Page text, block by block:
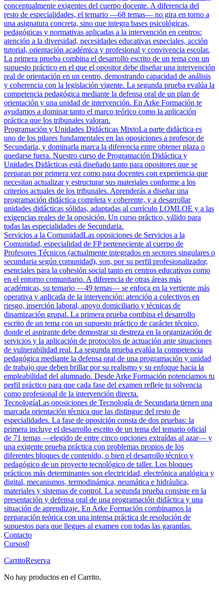
conceptualmente exigentes del cuerpo docente. A diferencia del
resto de especialidades, el temario —68 temas— no gira en torno a
una asignatura concreta, sino que integra bases psicológicas,
pedagógicas y normativas aplicadas a la intervención en centros:
atención a la diversidad, necesidades educativas especiales, acción
tutorial, orientación académica y profesional y convivencia escolar.
La primera prueba combina el desarrollo escrito de un tema con un
supuesto práctico en el que el opositor debe diseñar una intervención
real de orientación en un centro, demostrando capacidad de análisis
y coherencia con la legislación vigente. La segunda prueba evalúa la
competencia pedagógica mediante la defensa oral de un plan de
orientación y una unidad de intervención. En Arke Formación te
ayudamos a dominar tanto el marco teórico como la aplicación
práctica que los tribunales valoran.
Programación y Unidades Didácticas MixtoLa parte didáctica es
uno de los pilares fundamentales en las oposiciones a profesor de
Secundaria, y dominarla marca la diferencia entre obtener plaza o
quedarse fuera. Nuestro curso de Programación Didáctica y
Unidades Didácticas está diseñado tanto para opositores que se
preparan por primera vez como para docentes con experiencia que
necesitan actualizar y estructurar sus materiales conforme a los
criterios actuales de los tribunales. Aprenderás a diseñar una
programación didáctica completa y coherente, y a desarrollar
unidades didácticas sólidas, adaptadas al currículo LOMLOE y a las
exigencias reales de la oposición. Un curso práctico, válido para
todas las especialidades de Secundaria.
Servicios a la ComunidadLas oposiciones de Servicios a la
Comunidad, especialidad de FP perteneciente al cuerpo de
Profesores Técnicos (actualmente integrados en sectores singulares o
secundaria según comunidad), son, por su perfil profesionalizador,
esenciales para la cohesión social tanto en centros educativos como
en el entorno comunitario. A diferencia de otras áreas más
académicas, su temario —49 temas— se enfoca en la vertiente más
operativa y aplicada de la intervención: atención a colectivos en
riesgo, inserción laboral, apoyo domiciliario y técnicas de
dinamización grupal. La primera prueba combina el desarrollo
escrito de un tema con un supuesto práctico de carácter técnico,
donde el aspirante debe demostrar su destreza en la organización de
servicios y la aplicación de protocolos de actuación ante situaciones
de vulnerabilidad real. La segunda prueba evalúa la competencia
pedagógica mediante la defensa oral de una programación y unidad
de trabajo que deben brillar por su realismo y su enfoque hacia la
empleabilidad del alumnado. Desde Arke Formación potenciamos tu
perfil práctico para que cada fase del examen refleje tu solvencia
como profesional de la intervención directa.
TecnologíaLas oposiciones de Tecnología de Secundaria tienen una
marcada orientación técnica que las distingue del resto de
especialidades. La fase de oposición consta de dos pruebas: la
primera incluye el desarrollo escrito de un tema del temario oficial
de 71 temas —elegido de entre cinco opciones extraídas al azar— y
una exigente prueba práctica con problemas propios de los
diferentes bloques de contenido, o bien el desarrollo técnico y
pedagógico de un proyecto tecnológico de taller. Los bloques
prácticos más determinantes son electricidad, electrónica analógica y
digital, mecanismos, termodinámica, neumática e hidráulica,
materiales y sistemas de control. La segunda prueba consiste en la
presentación y defensa oral de una programación didáctica y una
situación de aprendizaje. En Arke Formación combinamos la
preparación teórica con una intensa práctica de resolución de
supuestos para que llegues al examen con todas las garantías.
Contacto
Cursos0
CarritoReserva
No hay productos en el Carrito.